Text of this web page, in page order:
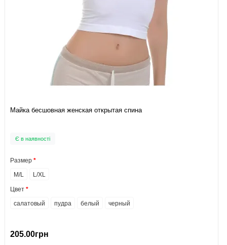
Майка бесшовная женская открытая спина
Є в наявності
Размер
M/L
L/XL
Цвет
салатовый
пудра белый черный
205.00грн